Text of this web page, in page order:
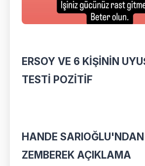
ERSOY VE 6 KİŞİNİN
TESTİ POZİTİF
HANDE
ZEMBEREK AÇIKLAMA